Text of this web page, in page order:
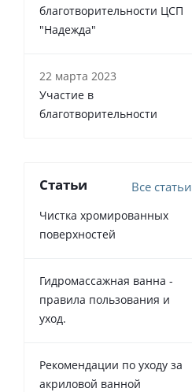
благотворительности ЦСП
"Надежда"
22 марта 2023
Участие в
благотворительности
Статьи Все статьи
Чистка хромированных
поверхностей
Гидромассажная ванна -
правила пользования и
уход.
Рекомендации по уходу за
акриловой ванной